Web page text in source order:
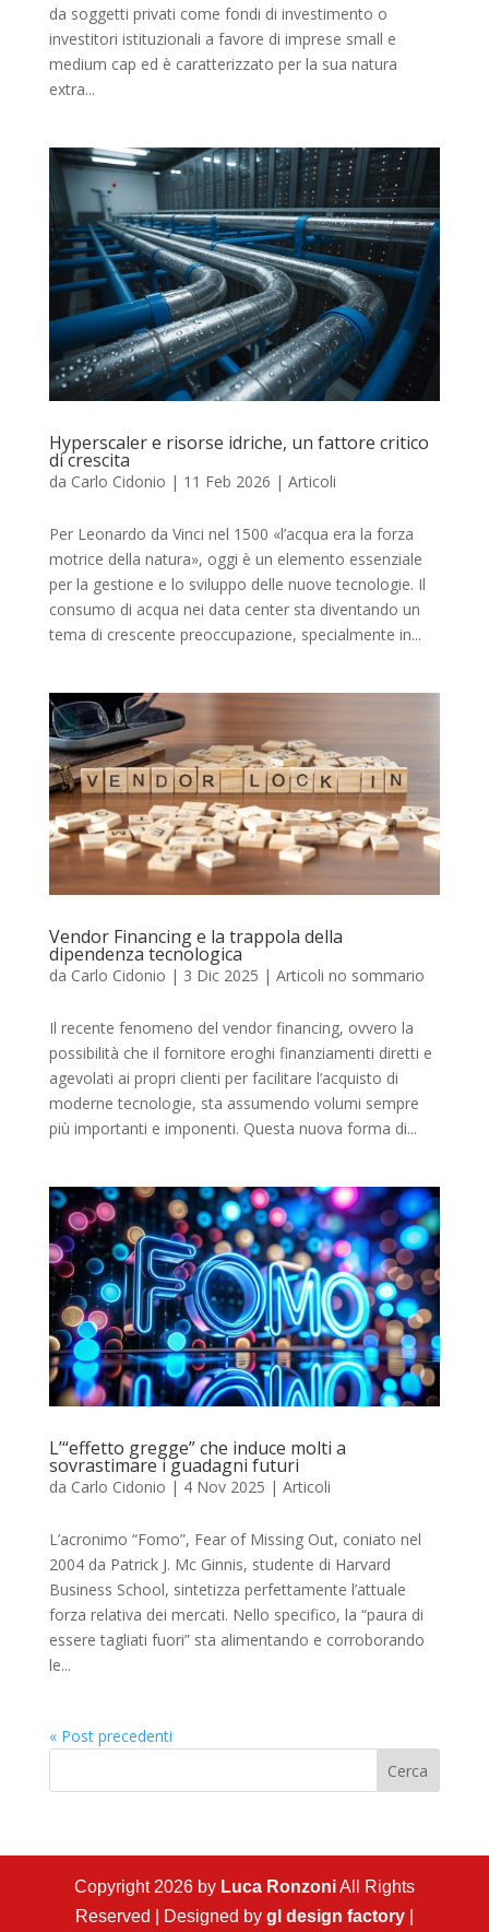
da soggetti privati come fondi di investimento o
investitori istituzionali a favore di imprese small e
medium cap ed è caratterizzato per la sua natura
extra...
Hyperscaler e risorse idriche, un fattore critico
di crescita
da Carlo Cidonio | 11 Feb 2026 | Articoli
Per Leonardo da Vinci nel 1500 «l’acqua era la forza
motrice della natura», oggi è un elemento essenziale
per la gestione e lo sviluppo delle nuove tecnologie. Il
consumo di acqua nei data center sta diventando un
tema di crescente preoccupazione, specialmente in...
Vendor Financing e la trappola della
dipendenza tecnologica
da Carlo Cidonio | 3 Dic 2025 | Articoli no sommario
Il recente fenomeno del vendor financing, ovvero la
possibilità che il fornitore eroghi finanziamenti diretti e
agevolati ai propri clienti per facilitare l’acquisto di
moderne tecnologie, sta assumendo volumi sempre
più importanti e imponenti. Questa nuova forma di...
L’“effetto gregge” che induce molti a
sovrastimare i guadagni futuri
da Carlo Cidonio | 4 Nov 2025 | Articoli
L’acronimo “Fomo”, Fear of Missing Out, coniato nel
2004 da Patrick J. Mc Ginnis, studente di Harvard
Business School, sintetizza perfettamente l’attuale
forza relativa dei mercati. Nello specifico, la “paura di
essere tagliati fuori” sta alimentando e corroborando
le...
« Post precedenti
Cerca
Copyright 2026 by Luca RonzoniAll Rights
Reserved | Designed by gl design factory|